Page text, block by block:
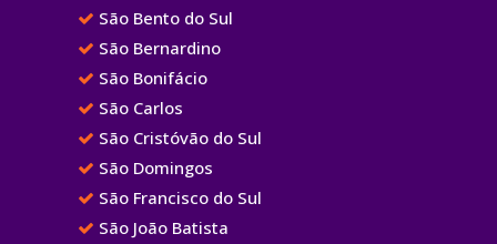
São Bento do Sul
São Bernardino
São Bonifácio
São Carlos
São Cristóvão do Sul
São Domingos
São Francisco do Sul
São João Batista